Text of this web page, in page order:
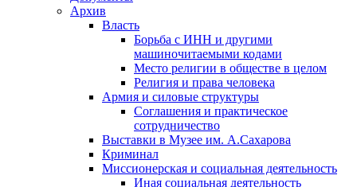
Архив
Власть
Борьба с ИНН и другими
машиночитаемыми кодами
Место религии в обществе в целом
Религия и права человека
Армия и силовые структуры
Соглашения и практическое
сотрудничество
Выставки в Музее им. А.Сахарова
Криминал
Миссионерская и социальная деятельность
Иная социальная деятельность